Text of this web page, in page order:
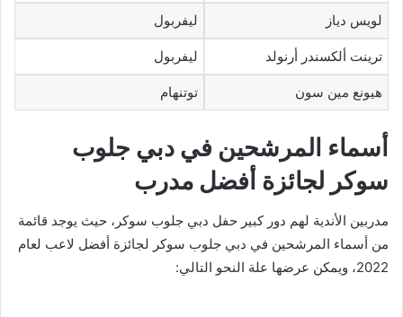
لويس دياز ليفربول
ترينت ألكسندر أرنولد ليفربول
هيونع مين سون توتنهام
أسماء المرشحين في دبي جلوب
سوكر لجائزة أفضل مدرب
مدربين الأندية لهم دور كبير حفل دبي جلوب سوكر، حيث يوجد قائمة
من أسماء المرشحين في دبي جلوب سوكر لجائزة أفضل لاعب لعام
2022، ويمكن عرضها علة النحو التالي: